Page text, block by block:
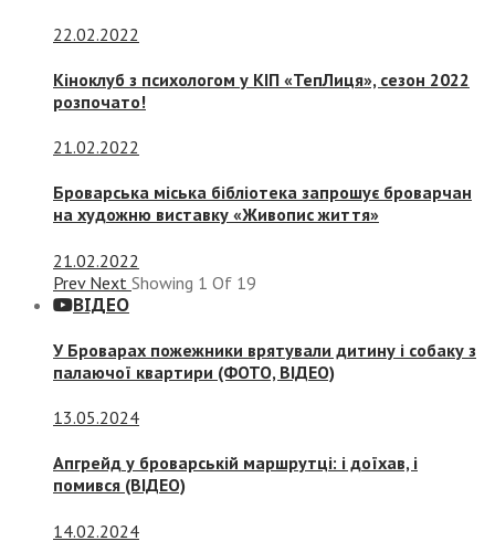
22.02.2022
Кіноклуб з психологом у КІП «ТепЛиця», сезон 2022
розпочато!
21.02.2022
Броварська міська бібліотека запрошує броварчан
на художню виставку «Живопис життя»
21.02.2022
Prev Next Showing 1 Of 19
ВІДЕО
У Броварах пожежники врятували дитину і собаку з
палаючої квартири (ФОТО, ВІДЕО)
13.05.2024
Апгрейд у броварській маршрутці: і доїхав, і
помився (ВІДЕО)
14.02.2024